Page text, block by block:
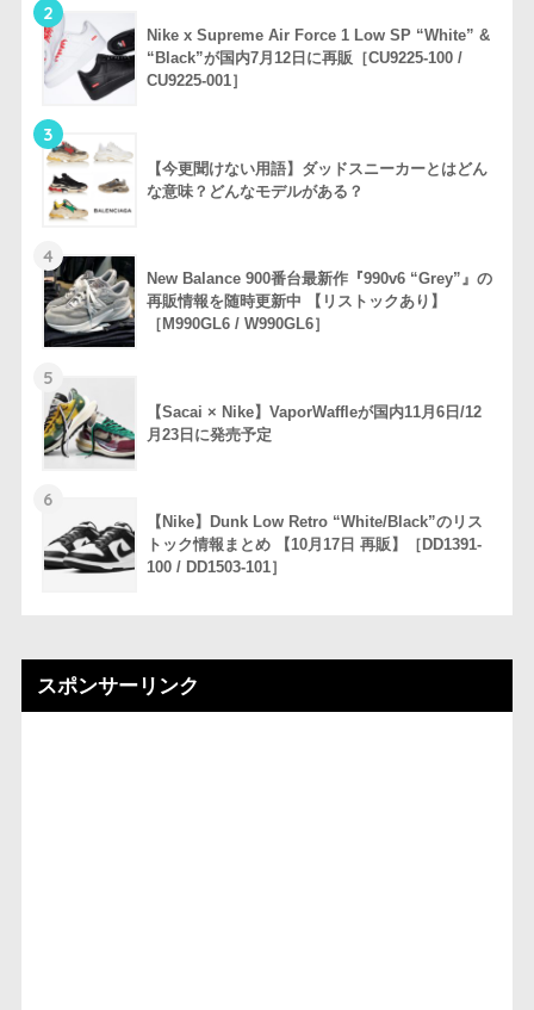
2
Nike x Supreme Air Force 1 Low SP “White” &
“Black”が国内7月12日に再販［CU9225-100 /
CU9225-001］
3
【今更聞けない用語】ダッドスニーカーとはどん
な意味？どんなモデルがある？
4
New Balance 900番台最新作『990v6 “Grey”』の
再販情報を随時更新中 【リストックあり】
［M990GL6 / W990GL6］
5
【Sacai × Nike】VaporWaffleが国内11月6日/12
月23日に発売予定
6
【Nike】Dunk Low Retro “White/Black”のリス
トック情報まとめ 【10月17日 再販】［DD1391-
100 / DD1503-101］
スポンサーリンク